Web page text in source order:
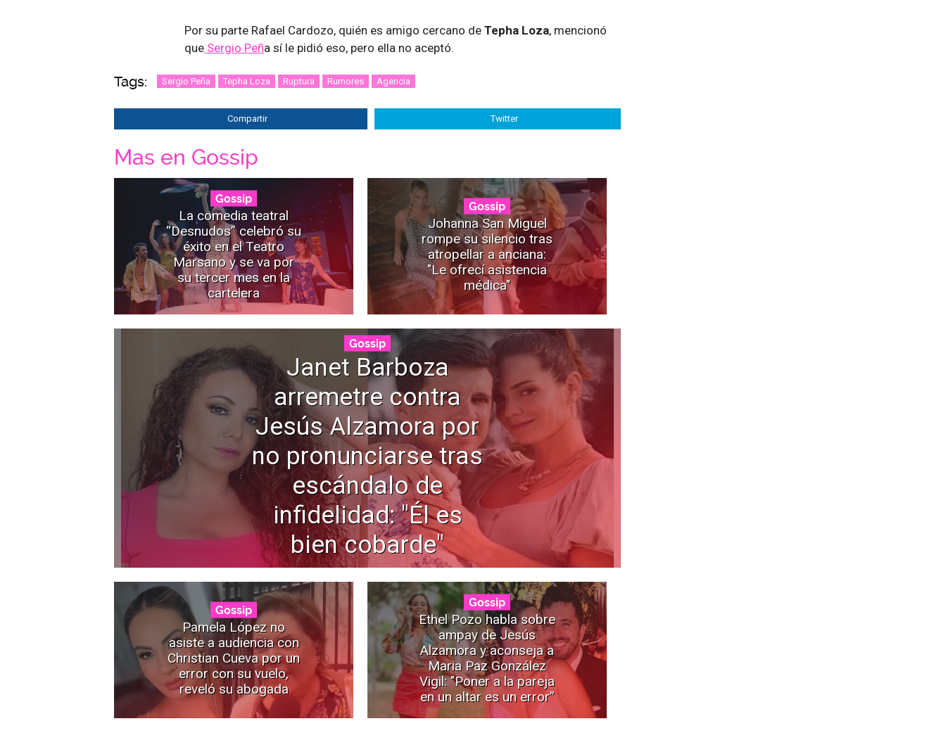
Por su parte Rafael Cardozo, quién es amigo cercano de Tepha Loza, mencionó
que Sergio Peña sí le pidió eso, pero ella no aceptó.
Tags: Sergio Peña Tepha Loza Ruptura Rumores Agencia
Compartir Twitter
Mas en Gossip
Gossip
La comedia teatral
“Desnudos” celebró su
éxito en el Teatro
Marsano y se va por
su tercer mes en la
cartelera
Gossip
Johanna San Miguel
rompe su silencio tras
atropellar a anciana:
"Le ofrecí asistencia
médica"
Gossip
Janet Barboza
arremetre contra
Jesús Alzamora por
no pronunciarse tras
escándalo de
infidelidad: "Él es
bien cobarde"
Gossip
Pamela López no
asiste a audiencia con
Christian Cueva por un
error con su vuelo,
reveló su abogada
Gossip
Ethel Pozo habla sobre
ampay de Jesús
Alzamora y aconseja a
Maria Paz González
Vigil: "Poner a la pareja
en un altar es un error”